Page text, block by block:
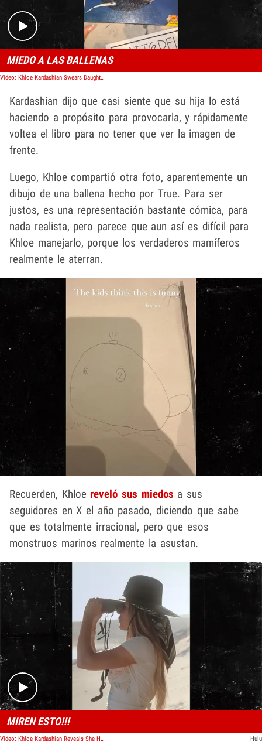
MIEDO A LAS BALLENAS
Video: Khloe Kardashian Swears Daughter True Torments Her with Whales For Fun
Kardashian dijo que casi siente que su hija lo está
haciendo a propósito para provocarla, y rápidamente
voltea el libro para no tener que ver la imagen de
frente.
Luego, Khloe compartió otra foto, aparentemente un
dibujo de una ballena hecho por True. Para ser
justos, es una representación bastante cómica, para
nada realista, pero parece que aun así es difícil para
Khloe manejarlo, porque los verdaderos mamíferos
realmente le aterran.
Recuerden, Khloe reveló sus miedos a sus
seguidores en X el año pasado, diciendo que sabe
que es totalmente irracional, pero que esos
monstruos marinos realmente la asustan.
Play video content
MIREN ESTO!!!
Video: Khloe Kardashian Reveals She Has Phobia of Whales Hulu